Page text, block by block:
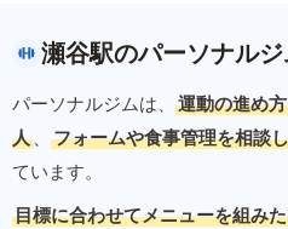
瀬谷駅のパーソナル
パーソナルジムは、
運動の進め
人 、 フォームや食事管理を相談
ています。
目標に合わせてメニューを組み